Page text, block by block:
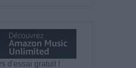
d'essai gratuit !